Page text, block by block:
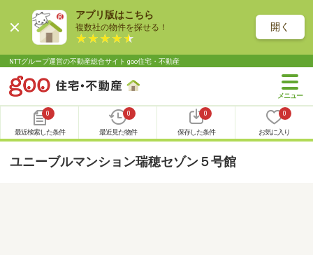
アプリ版はこちら
複数社の物件を探せる！ 開く
NTTグループ運営の不動産総合サイト goo住宅・不動産
0
最近検索した条件
0
最近見た物件
0
保存した条件
0
お気に入り
ユニーブルマンション瑞穂セゾン５号館